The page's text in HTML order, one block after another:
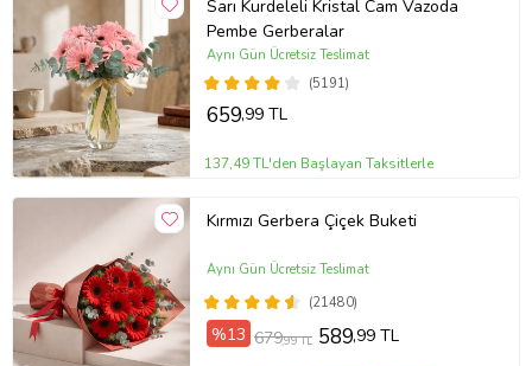
Sarı Kurdeleli Kristal Cam Vazoda
Pembe Gerberalar
(5191)
Aynı Gün Ücretsiz Teslimat
659,99 TL
137,49 TL'den Başlayan Taksitlerle
Kırmızı Gerbera Çiçek Buketi
(21480)
Aynı Gün Ücretsiz Teslimat
%13 679,99 TL 589,99 TL